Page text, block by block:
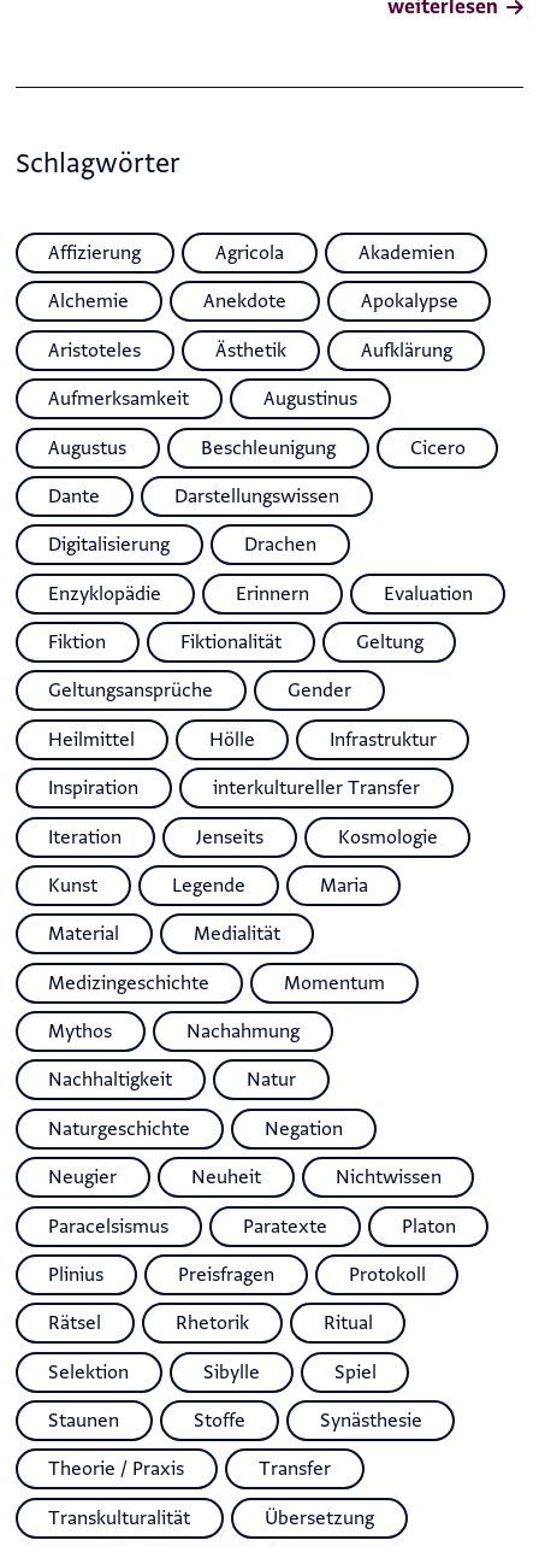
weiterlesen
Schlagwörter
Affizierung Agricola Akademien
Alchemie Anekdote Apokalypse
Aristoteles Ästhetik Aufklärung
Aufmerksamkeit Augustinus
Augustus Beschleunigung Cicero
Dante Darstellungswissen
Digitalisierung Drachen
Enzyklopädie Erinnern Evaluation
Fiktion Fiktionalität Geltung
Geltungsansprüche Gender
Heilmittel Hölle Infrastruktur
Inspiration interkultureller Transfer
Iteration Jenseits Kosmologie
Kunst Legende Maria
Material Medialität
Medizingeschichte Momentum
Mythos Nachahmung
Nachhaltigkeit Natur
Naturgeschichte Negation
Neugier Neuheit Nichtwissen
Paracelsismus Paratexte Platon
Plinius Preisfragen Protokoll
Rätsel Rhetorik Ritual
Selektion Sibylle Spiel
Staunen Stoffe Synästhesie
Theorie / Praxis Transfer
Transkulturalität Übersetzung